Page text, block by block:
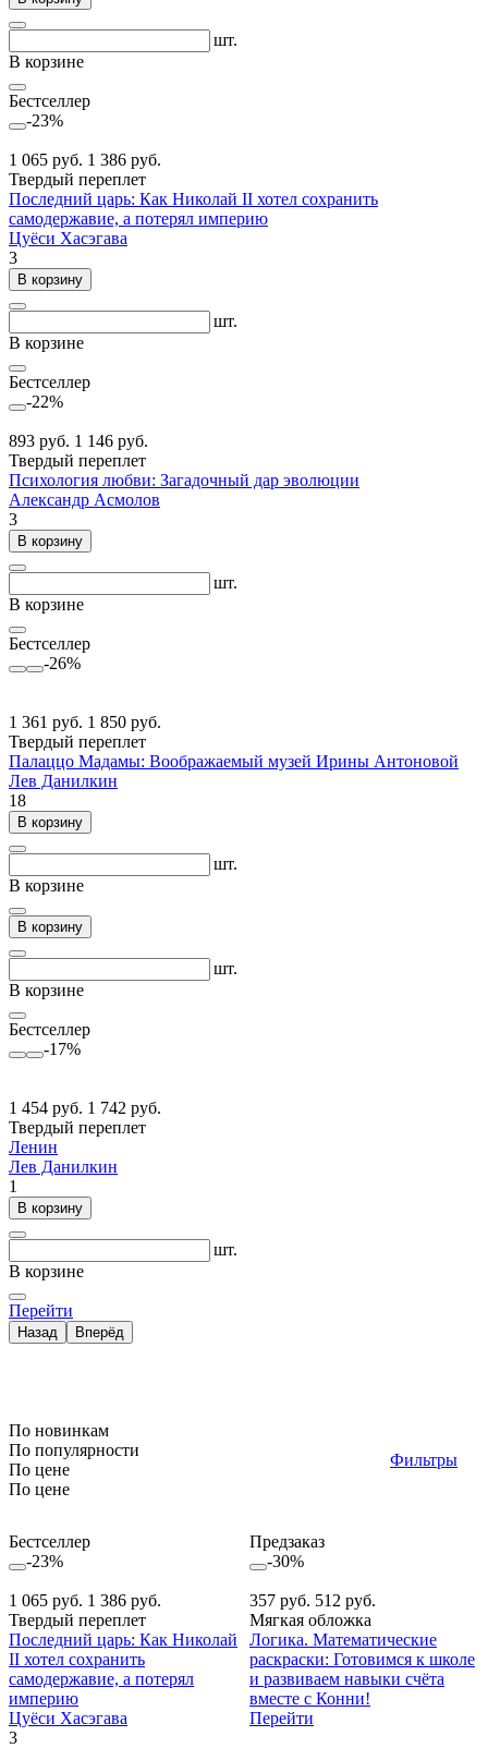
шт.
В корзине
Бестселлер
-23%
1 065 руб. 1 386 руб.
Твердый переплет
Последний царь: Как Николай II хотел сохранить
самодержавие, а потерял империю
Цуёси Хасэгава
3
В корзину
шт.
В корзине
Бестселлер
-22%
893 руб. 1 146 руб.
Твердый переплет
Психология любви: Загадочный дар эволюции
Александр Асмолов
3
В корзину
шт.
В корзине
Бестселлер
-26%
1 361 руб. 1 850 руб.
Твердый переплет
Палаццо Мадамы: Воображаемый музей Ирины Антоновой
Лев Данилкин
18
В корзину
шт.
В корзине
В корзину
шт.
В корзине
Бестселлер
-17%
1 454 руб. 1 742 руб.
Твердый переплет
Ленин
Лев Данилкин
1
В корзину
шт.
В корзине
Перейти
Назад Вперёд
По новинкам
По популярности
По цене
По цене
Фильтры
Бестселлер
-23%
1 065 руб. 1 386 руб.
Твердый переплет
Последний царь: Как Николай
II хотел сохранить
самодержавие, а потерял
империю
Цуёси Хасэгава
3
Предзаказ
-30%
357 руб. 512 руб.
Мягкая обложка
Логика. Математические
раскраски: Готовимся к школе
и развиваем навыки счёта
вместе с Конни!
Перейти